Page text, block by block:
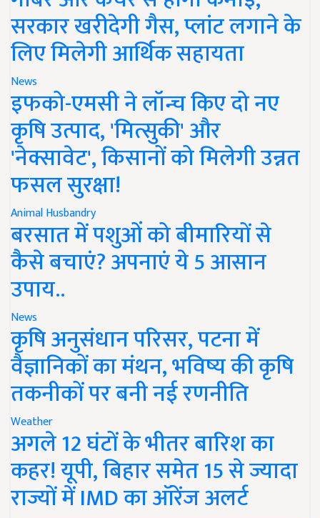
सरकार खरीदेगी गैस, प्लांट लगाने के
लिए मिलेगी आर्थिक सहायता
News
इफको-एमसी ने लॉन्च किए दो नए
कृषि उत्पाद, 'मित्सुकी' और
'नेक्सावेट', किसानों को मिलेगी उन्नत
फसल सुरक्षा!
Animal Husbandry
बरसात में पशुओं को बीमारियों से
कैसे बचाएं? अपनाएं ये 5 आसान
उपाय..
News
कृषि अनुसंधान परिसर, पटना में
वैज्ञानिकों का मंथन, भविष्य की कृषि
तकनीकों पर बनी नई रणनीति
Weather
अगले 12 घंटों के भीतर बारिश का
कहर! यूपी, बिहार समेत 15 से ज्यादा
राज्यों में IMD का ऑरेंज अलर्ट